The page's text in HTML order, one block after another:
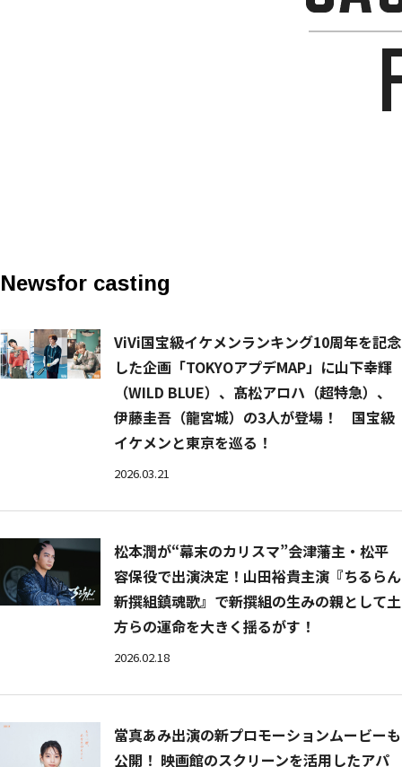
Newsfor casting
ViVi国宝級イケメンランキング10周年を記念
した企画「TOKYOアプデMAP」に山下幸輝
（WILD BLUE）、髙松アロハ（超特急）、
伊藤圭吾（龍宮城）の3人が登場！ 国宝級
イケメンと東京を巡る！
2026.03.21
松本潤が“幕末のカリスマ”会津藩主・松平
容保役で出演決定！山田裕貴主演『ちるらん
新撰組鎮魂歌』で新撰組の生みの親として土
方らの運命を大きく揺るがす！
2026.02.18
當真あみ出演の新プロモーションムービーも
公開！ 映画館のスクリーンを活用したアパ